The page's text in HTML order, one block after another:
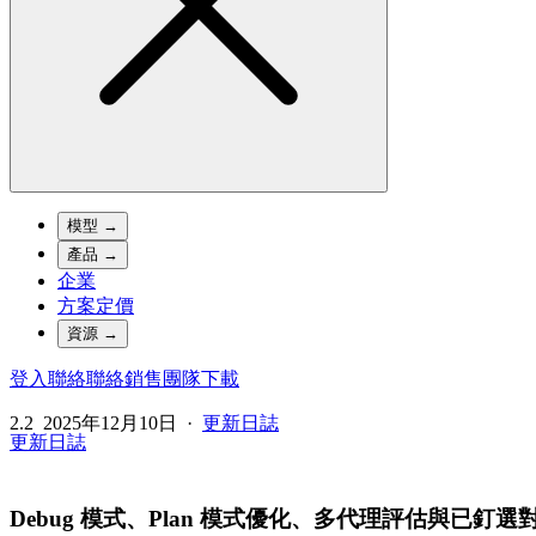
模型 →
產品 →
企業
方案定價
資源 →
登入聯絡聯絡銷售團隊下載
2.2 2025年12月10日 · 更新日誌
更新日誌
Debug 模式、Plan 模式優化、多代理評估與已釘選